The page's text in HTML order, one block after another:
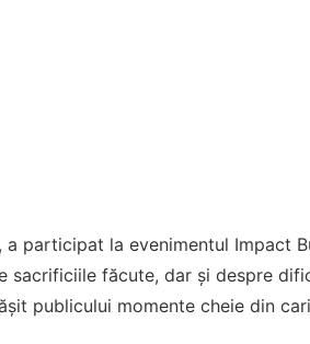
a participat la evenimentul Impact
sacrificiile făcute, dar și despre
publicului momente cheie din